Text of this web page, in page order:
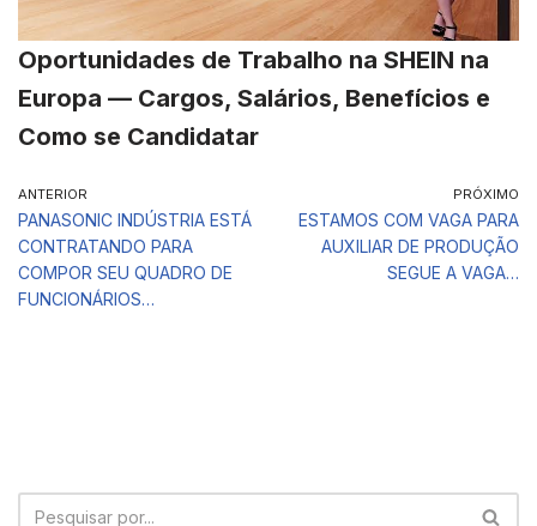
Oportunidades de Trabalho na SHEIN na
Europa — Cargos, Salários, Benefícios e
Como se Candidatar
ANTERIOR
PANASONIC INDÚSTRIA ESTÁ
CONTRATANDO PARA
COMPOR SEU QUADRO DE
FUNCIONÁRIOS…
PRÓXIMO
ESTAMOS COM VAGA PARA
AUXILIAR DE PRODUÇÃO
SEGUE A VAGA…